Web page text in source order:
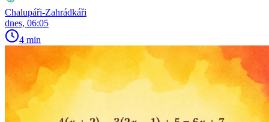
Chalupáři-Zahrádkáři
dnes, 06:05
4 min